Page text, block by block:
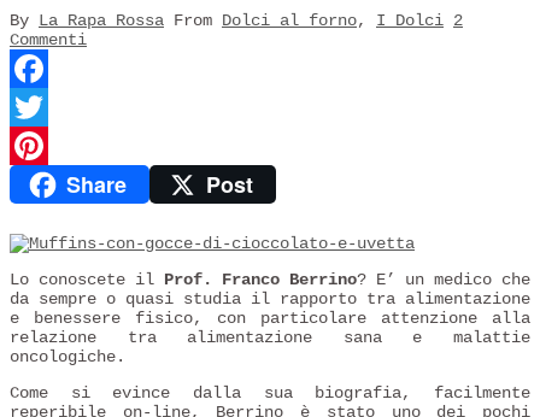
By La Rapa Rossa From Dolci al forno, I Dolci 2
Commenti
Facebook
Twitter
PinterestShare Post
Lo conoscete il Prof. Franco Berrino? E’ un medico che
da sempre o quasi studia il rapporto tra alimentazione
e benessere fisico, con particolare attenzione alla
relazione tra alimentazione sana e malattie
oncologiche.
Come si evince dalla sua biografia, facilmente
reperibile on-line, Berrino è stato uno dei pochi